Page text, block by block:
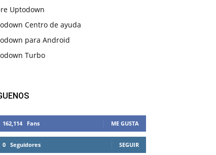
Uptodown
Centro de ayuda
para Android
Turbo
162,114 Fans ME GUSTA
0 Seguidores SEGUIR